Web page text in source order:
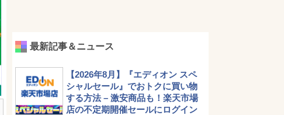
最新記事＆ニュース
【2026年8月】『エディオン スペ
シャルセール』でおトクに買い物
する方法 – 激安商品も！楽天市場
店の不定期開催セールにログイン